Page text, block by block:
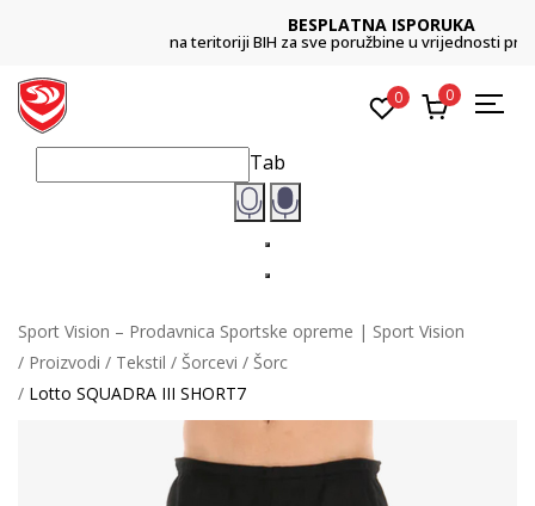
BESPLATNA ISPORUKA
na teritoriji BIH za sve poružbine u vrijednosti preko 99 KM
0 0
Tab
Sport Vision – Prodavnica Sportske opreme | Sport Vision
Proizvodi
Tekstil Šorcevi
Šorc
Lotto SQUADRA III SHORT7